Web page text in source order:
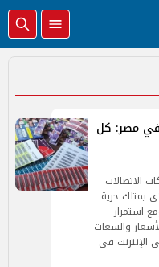
في مصر: كل
الاتصالات
يمتلك حرية
استمرار
والسعات
الإنترنت في